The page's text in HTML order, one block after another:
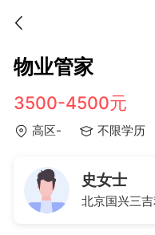
物业管家
3500-4500元
高区- 不限学历
史女士